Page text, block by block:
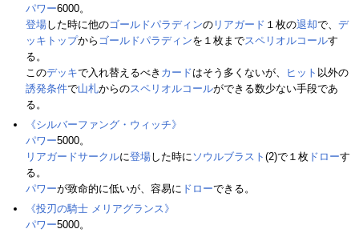
パワー6000。
登場した時に他のゴールドパラディンの リアガード １枚の退却で、 デ
ッキトップから ゴールドパラディンを１枚までスペリオルコールす
る。
このデッキで入れ替えるべき カードはそう多くないが、 ヒット 以外の
誘発条件で山札からのスペリオルコールができる数少ない手段であ
る。
《シルバーファング・ウィッチ》
パワー5000。
リアガードサークルに登場した時に ソウルブラスト (2)で１枚 ドローす
る。
パワーが致命的に低いが、容易に ドローできる。
《投刃の騎士 メリアグランス》
パワー5000。